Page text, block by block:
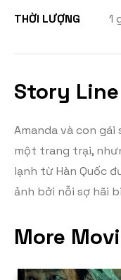
THỜI LƯỢNG
1
Story Line
Amanda và con
một trang trại,
lạnh từ Hàn Quốc
ảnh bởi nỗi sợ hãi
More